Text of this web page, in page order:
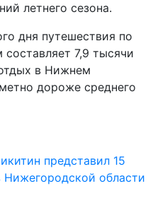
летнего сезона.
дня путешествия по
7,9 тысячи
в Нижнем
дороже среднего
представил 15
Нижегородской области